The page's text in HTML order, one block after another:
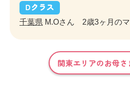
Dクラス
千葉県 M.Oさん 2歳3ヶ月の
関東エリアのお母さ